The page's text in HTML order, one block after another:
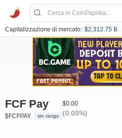
Capitalizzazione di mercato: $2,312.75 B
FCF Pay
$FCFPAY sin rango
$0.00
(0.00%)